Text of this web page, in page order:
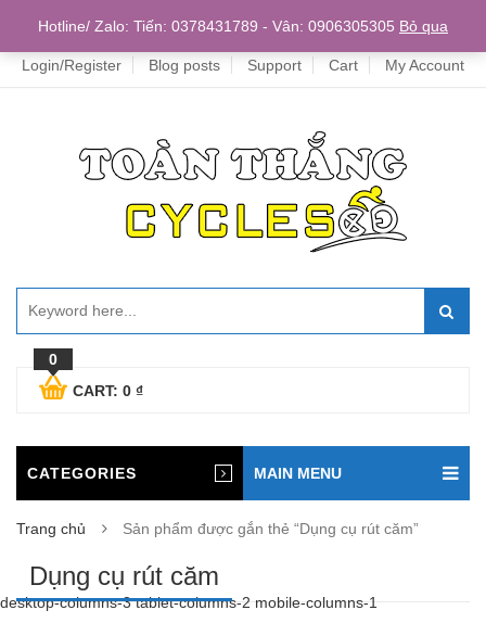
Home
Login/Register Blog posts Support Cart My Account
0
CART: 0 ₫
CATEGORIES MAIN MENU
Trang chủ Sản phẩm được gắn thẻ “Dụng cụ rút căm”
Dụng cụ rút căm
desktop-columns-3 tablet-columns-2 mobile-columns-1
Hotline/ Zalo: Tiến: 0378431789 - Vân: 0906305305 Bỏ qua